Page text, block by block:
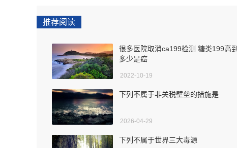
推荐阅读
很多医院取消ca199检测 糖类199高到
多少是癌
2022-10-19
下列不属于非关税壁垒的措施是
2026-04-29
下列不属于世界三大毒源